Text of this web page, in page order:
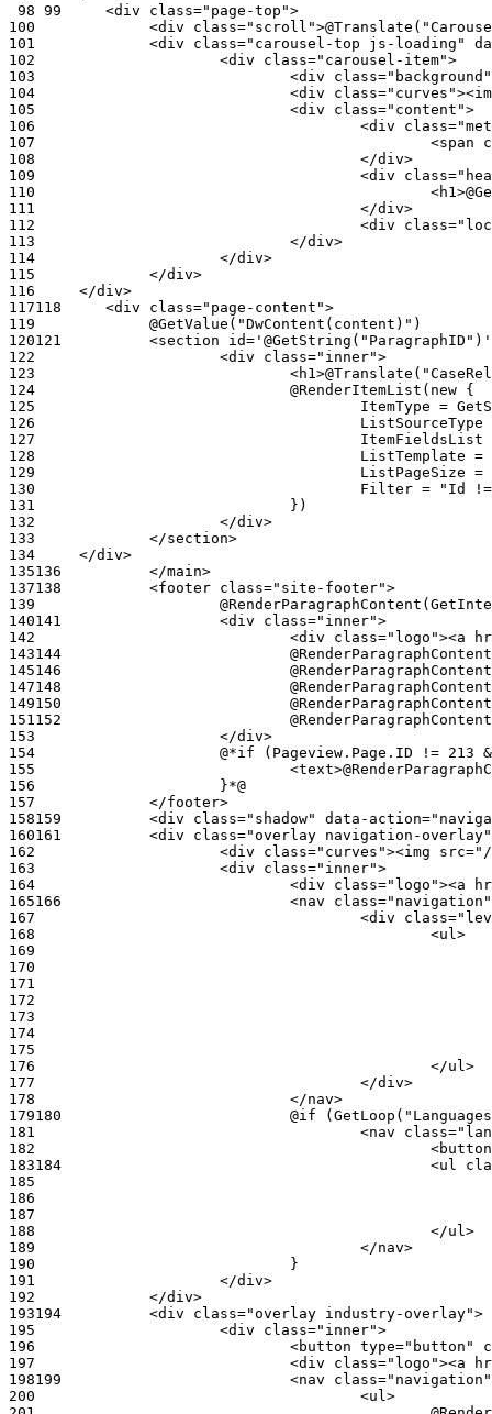
98 99
100
101
102
103
104
105
106
107
108
109
110
111
112
113
114
115
116
117118
119
120121
122
123
124
125
126
127
128
129
130
131
132
133
134
135136
137138
139
140141
142
143144
145146
147148
149150
151152
153
154
155
156
157
158159
160161
162
163
164
165166
167
168
169
170
171
172
173
174
175
176
177
178
179180
181
182
183184
185
186
187
188
189
190
191
192
193194
195
196
197
198199
200